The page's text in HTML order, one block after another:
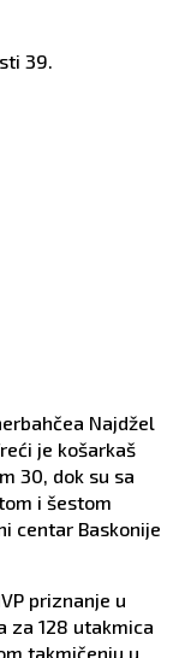
39.
Najdžel
je košarkaš
30, dok su sa
i šestom
centar Baskonije
priznanje u
za 128 utakmica
takmičenju u